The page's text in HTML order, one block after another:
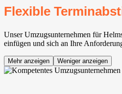
Flexible
Unser Umzugsunternehmen für
einfügen und sich an Ihre
Mehr anzeigen Weniger anzeigen